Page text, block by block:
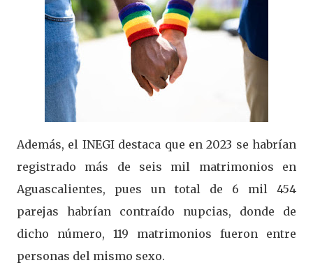
Además, el INEGI destaca que en 2023 se habrían
registrado más de seis mil matrimonios en
Aguascalientes, pues un total de 6 mil 454
parejas habrían contraído nupcias, donde de
dicho número, 119 matrimonios fueron entre
personas del mismo sexo.